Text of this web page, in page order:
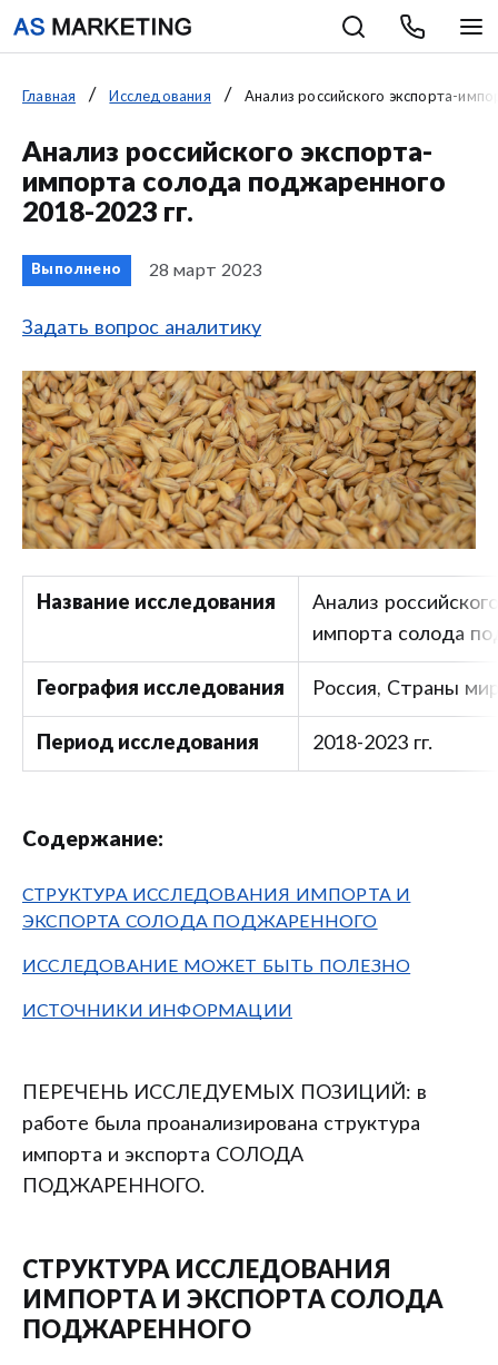
Главная Исследования Анализ российского экспорта-
Анализ российского экспорта-
импорта солода поджаренного
2018-2023 гг.
Выполнено 28 март 2023
Задать вопрос аналитику
Название исследования
Анализ
импорта солода
География исследования Россия, Страны
Период исследования 2018-2023 гг.
Содержание:
СТРУКТУРА ИССЛЕДОВАНИЯ ИМПОРТА И
ЭКСПОРТА СОЛОДА ПОДЖАРЕННОГО
ИССЛЕДОВАНИЕ МОЖЕТ БЫТЬ ПОЛЕЗНО
ИСТОЧНИКИ ИНФОРМАЦИИ
ПЕРЕЧЕНЬ ИССЛЕДУЕМЫХ ПОЗИЦИЙ: в
работе была проанализирована структура
импорта и экспорта СОЛОДА
ПОДЖАРЕННОГО.
СТРУКТУРА ИССЛЕДОВАНИЯ
ИМПОРТА И ЭКСПОРТА СОЛОДА
ПОДЖАРЕННОГО